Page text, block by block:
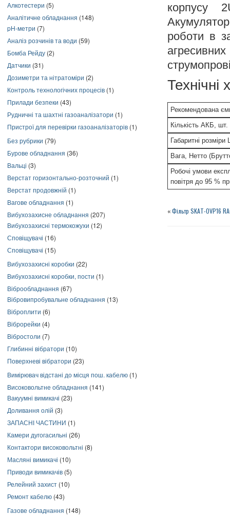
Алкотестери (5)
Аналітичне обладнання (148)
pH-метри (7)
Аналіз розчинів та води (59)
Бомба Рейду (2)
Датчики (31)
Дозиметри та нітратоміри (2)
Контроль технологічних процесів (1)
Прилади безпеки (43)
Рудничні та шахтні газоаналізатори (1)
Пристрої для перевірки газоаналізаторів (1)
Без рубрики (79)
Бурове обладнання (36)
Вальці (3)
Верстат горизонтально-розточний (1)
Верстат продовжній (1)
Вагове обладнання (1)
Вибухозахисне обладнання (207)
Вибухозахисні термокожухи (12)
Сповіщувачі (16)
Сповіщувачі (15)
Вибухозахисні коробки (22)
Вибухозахисні коробки, пости (1)
Віброобладнання (67)
Вібровипробувальне обладнання (13)
Віброплити (6)
Віброрейки (4)
Вібростоли (7)
Глибинні вібратори (10)
Поверхневі вібратори (23)
Вимірювач відстані до місця пош. кабелю (1)
Високовольтне обладнання (141)
Вакуумні вимикачі (23)
Доливання олій (3)
ЗАПАСНІ ЧАСТИНИ (1)
Камери дугогасильні (26)
Контактори високовольтні (8)
Масляні вимикачі (10)
Приводи вимикачів (5)
Релейний захист (10)
Ремонт кабелю (43)
Газове обладнання (148)
корпусу
роботи в
Технічні
Рекомендована
Кількість АКБ, шт.
Габаритні
Вага, Нетто
Робочі умови
повітря до 95 %
«Фільтр SKAT-OVP16